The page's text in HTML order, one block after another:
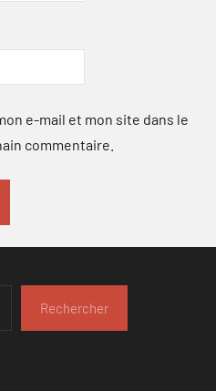
e-mail et mon site dans le
commentaire.
Rechercher